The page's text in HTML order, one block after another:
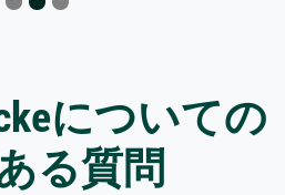
についての
る質問